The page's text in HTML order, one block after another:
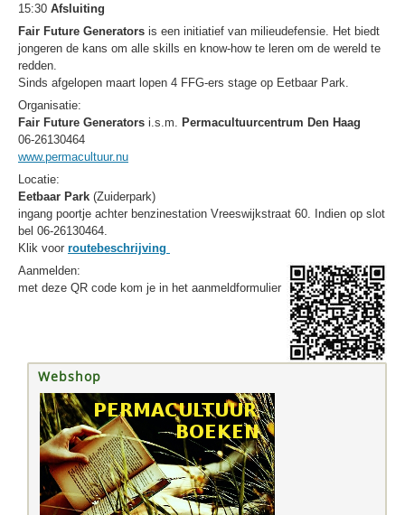
15:30 Afsluiting
Fair Future Generators is een initiatief van milieudefensie. Het biedt
jongeren de kans om alle skills en know-how te leren om de wereld te
redden.
Sinds afgelopen maart lopen 4 FFG-ers stage op Eetbaar Park.
Organisatie:
Fair Future Generators i.s.m. Permacultuurcentrum Den Haag
06-26130464
www.permacultuur.nu
Locatie:
Eetbaar Park (Zuiderpark)
ingang poortje achter benzinestation Vreeswijkstraat 60. Indien op slot
bel 06-26130464.
Klik voor routebeschrijving
Aanmelden:
met deze QR code kom je in het aanmeldformulier
Webshop